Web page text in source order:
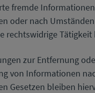
fremde
oder nach
rechtswidrige Tätigkeit
zur Entfernung
von Informationen
Gesetzen bleiben